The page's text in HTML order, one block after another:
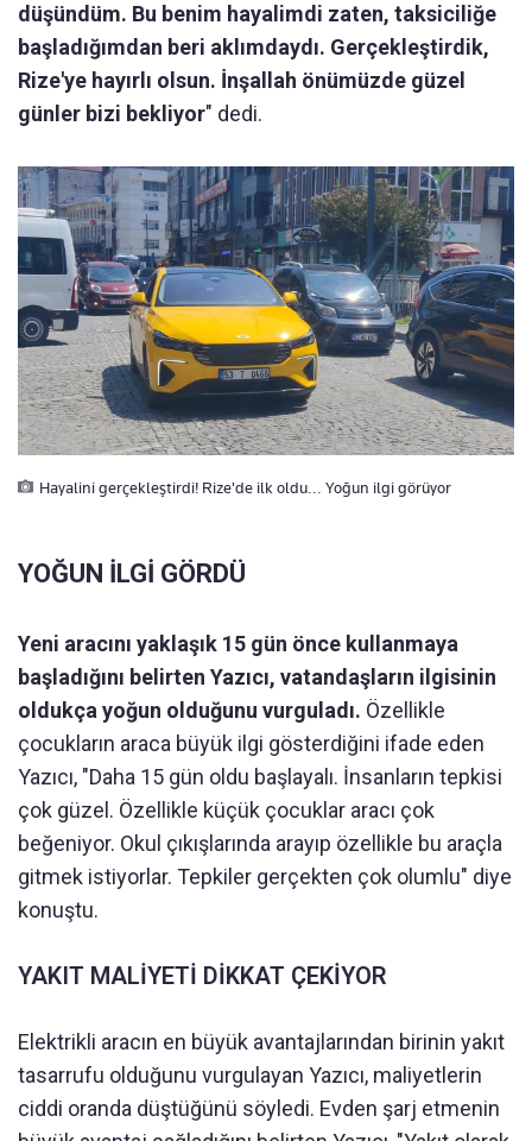
düşündüm. Bu benim hayalimdi zaten, taksiciliğe
başladığımdan beri aklımdaydı. Gerçekleştirdik,
Rize'ye hayırlı olsun. İnşallah önümüzde güzel
günler bizi bekliyor" dedi.
Hayalini gerçekleştirdi! Rize'de ilk oldu... Yoğun ilgi görüyor
YOĞUN İLGİ GÖRDÜ
Yeni aracını yaklaşık 15 gün önce kullanmaya
başladığını belirten Yazıcı, vatandaşların ilgisinin
oldukça yoğun olduğunu vurguladı. Özellikle
çocukların araca büyük ilgi gösterdiğini ifade eden
Yazıcı, "Daha 15 gün oldu başlayalı. İnsanların tepkisi
çok güzel. Özellikle küçük çocuklar aracı çok
beğeniyor. Okul çıkışlarında arayıp özellikle bu araçla
gitmek istiyorlar. Tepkiler gerçekten çok olumlu" diye
konuştu.
YAKIT MALİYETİ DİKKAT ÇEKİYOR
Elektrikli aracın en büyük avantajlarından birinin yakıt
tasarrufu olduğunu vurgulayan Yazıcı, maliyetlerin
ciddi oranda düştüğünü söyledi. Evden şarj etmenin